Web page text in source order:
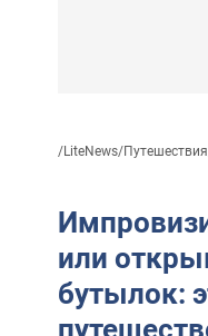
/LiteNews/Путешествия
или
бутылок: